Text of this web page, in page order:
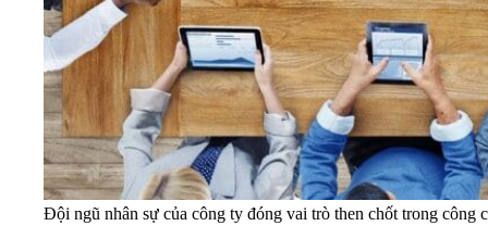
Đội ngũ nhân sự của công ty đóng vai trò then chốt trong công